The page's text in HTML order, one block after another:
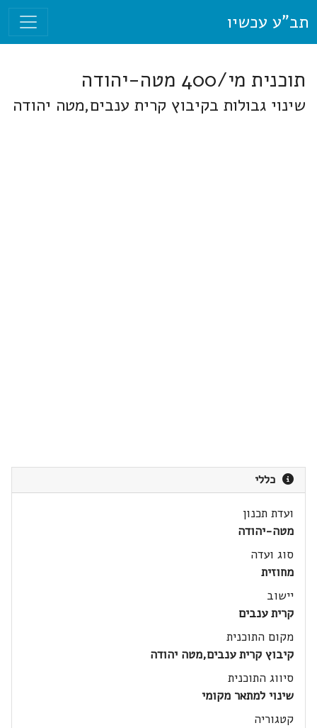
תב"ע עכשיו
תוכנית מי/400 מטה-יהודה
שינוי גבולות בקיבוץ קרית ענבים,מטה יהודה
כללי
ועדת תכנון
מטה-יהודה
סוג ועדה
מחוזית
יישוב
קרית ענבים
מקום התוכנית
קיבוץ קרית ענבים,מטה יהודה
סיווג התוכנית
שינוי למתאר מקומי
קטגוריה